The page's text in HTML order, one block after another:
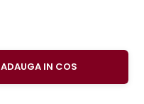
ADAUGA IN COS